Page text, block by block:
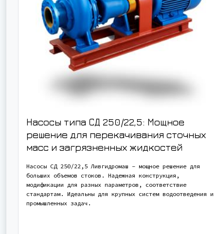
Насосы типа СД 250/22,5: Мощное
решение для перекачивания сточных
масс и загрязненных жидкостей
Насосы СД 250/22,5 Ливгидромаш – мощное решение для
больших объемов стоков. Надежная конструкция,
модификации для разных параметров, соответствие
стандартам. Идеальны для крупных систем водоотведения и
промышленных задач.